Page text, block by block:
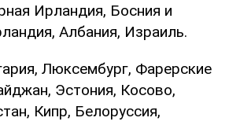
Ирландия, Босния и
Албания, Израиль.
Люксембург, Фарерские
Эстония, Косово,
Кипр, Белоруссия,